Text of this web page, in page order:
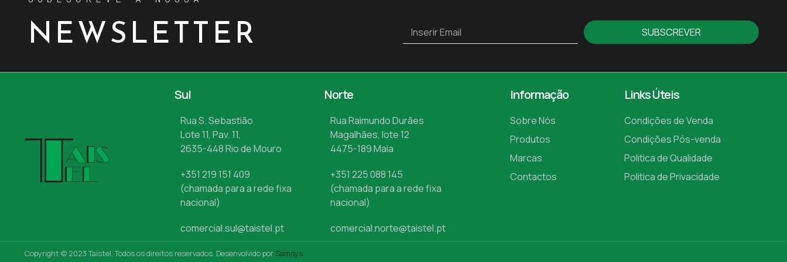
NEWSLETTER SUBSCREVER
Sul
Rua S. Sebastião
Lote 11, Pav. 11,
2635-448 Rio de Mouro
+351 219 151 409
(chamada para a rede fixa
nacional)
comercial.sul@taistel.pt
Norte
Rua Raimundo Durães
Magalhães, lote 12
4475-189 Maia
+351 225 088 145
(chamada para a rede fixa
nacional)
comercial.norte@taistel.pt
Informação
Sobre Nós
Produtos
Marcas
Contactos
Links Úteis
Condições de Venda
Condições Pós-venda
Politica de Qualidade
Politica de Privacidade
Copyright © 2023 Taistel, Todos os direitos reservados. Desenvolvido por Samsys